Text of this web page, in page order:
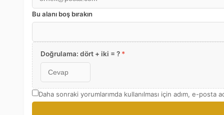
Bu alanı boş bırakın
Doğrulama: dört + iki = ? *
Daha sonraki yorumlarımda kullanılması için adım, e-